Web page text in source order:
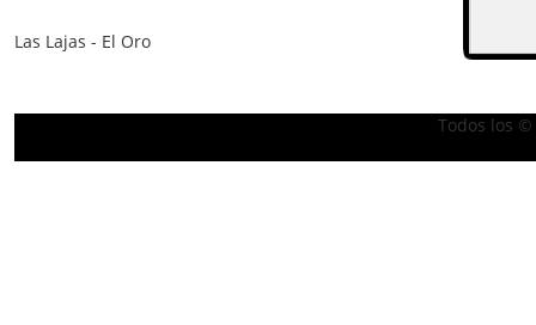
Las Lajas - El Oro
Todos los ©